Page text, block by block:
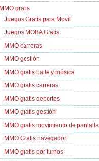
MMO gratis
Juegos Gratis para Movil
Juegos MOBA Gratis
MMO carreras
MMO gestión
MMO gratis baile y música
MMO gratis carreras
MMO gratis deportes
MMO gratis gestión
MMO gratis movimiento de pantalla
MMO Gratis navegador
MMO gratis por turnos